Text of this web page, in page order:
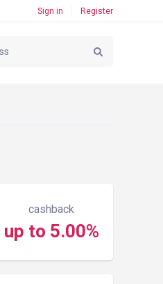
Sign in Register
cashback
up to 5.00%